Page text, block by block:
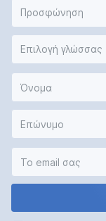
Προσφώνηση
Επιλογή γλώσσας